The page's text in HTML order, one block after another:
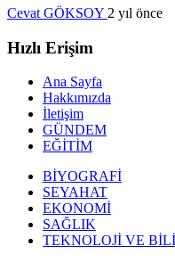
Cevat GÖKSOY 2 yıl önce
Hızlı Erişim
Ana Sayfa
Hakkımızda
İletişim
GÜNDEM
EĞİTİM
BİYOGRAFİ
SEYAHAT
EKONOMİ
SAĞLIK
TEKNOLOJİ VE